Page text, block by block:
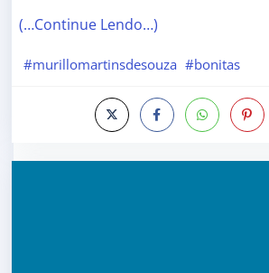
(…Continue Lendo…)
#murillomartinsdesouza #bonitas